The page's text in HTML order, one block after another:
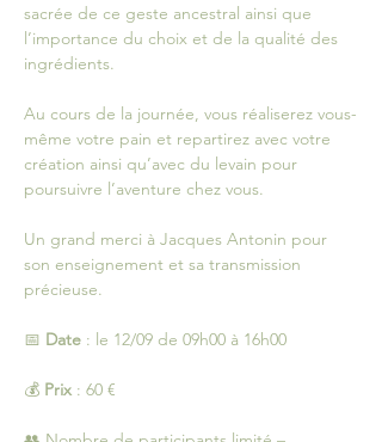
sacrée de ce geste ancestral ainsi que
l’importance du choix et de la qualité des
ingrédients.
Au cours de la journée, vous réaliserez vous-
même votre pain et repartirez avec votre
création ainsi qu’avec du levain pour
poursuivre l’aventure chez vous.
Un grand merci à Jacques Antonin pour
son enseignement et sa transmission
précieuse.
📅 Date : le 12/09 de 09h00 à 16h00
💰 Prix : 60 €